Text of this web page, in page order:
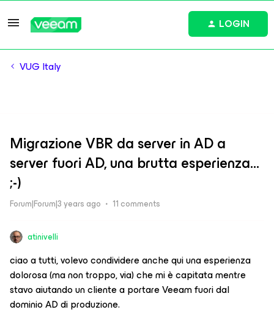
LOGIN
VUG Italy
Migrazione VBR da server in AD a
server fuori AD, una brutta esperienza...
;-)
Forum|Forum|3 years ago 11 comments
atinivelli
ciao a tutti, volevo condividere anche qui una esperienza
dolorosa (ma non troppo, via) che mi è capitata mentre
stavo aiutando un cliente a portare Veeam fuori dal
dominio AD di produzione.